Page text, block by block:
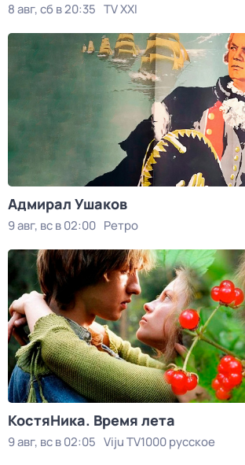
8 авг, сб в 20:35 TV XXI
Адмирал Ушаков
9 авг, вс в 02:00 Ретро
КостяНика. Время лета
9 авг, вс в 02:05 Viju TV1000 русское